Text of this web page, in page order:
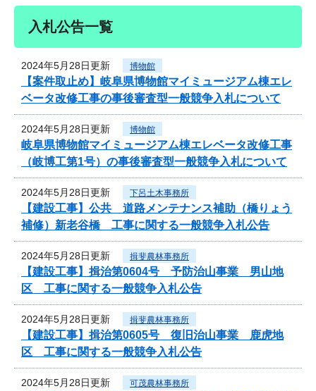
入札公告一覧
2024年5月28日更新 博物館
【案件取止め】岐阜県博物館マイミュージアム棟エレ
ベータ改修工事の事後審査型一般競争入札について
2024年5月28日更新 博物館
岐阜県博物館マイミュージアム棟エレベータ改修工事
（岐博工第1号）の事後審査型一般競争入札について
2024年5月28日更新 下呂土木事務所
【建設工事】公共 道路メンテナンス補助（橋りょう
補修）新老谷橋 工事に関する一般競争入札公告
2024年5月28日更新 揖斐農林事務所
【建設工事】揖治第0604号 予防治山事業 男山地
区 工事に関する一般競争入札公告
2024年5月28日更新 揖斐農林事務所
【建設工事】揖治第0605号 復旧治山事業 鹿虎地
区 工事に関する一般競争入札公告
2024年5月28日更新 可茂農林事務所